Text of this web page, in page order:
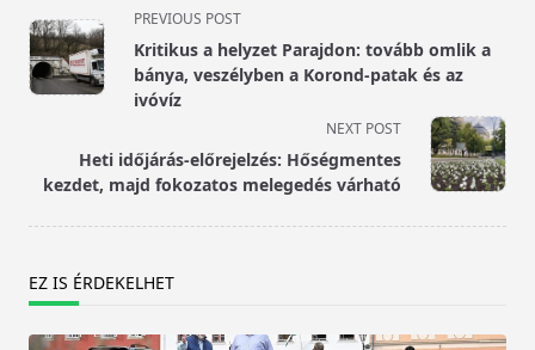
<span
class="nav-
subtitle
screen-
text">Page</span>
PREVIOUS POST
Kritikus a helyzet Parajdon: tovább omlik a
bánya, veszélyben a Korond-patak és az
ivóvíz
NEXT POST
Heti időjárás-előrejelzés: Hőségmentes
kezdet, majd fokozatos melegedés várható
EZ IS ÉRDEKELHET